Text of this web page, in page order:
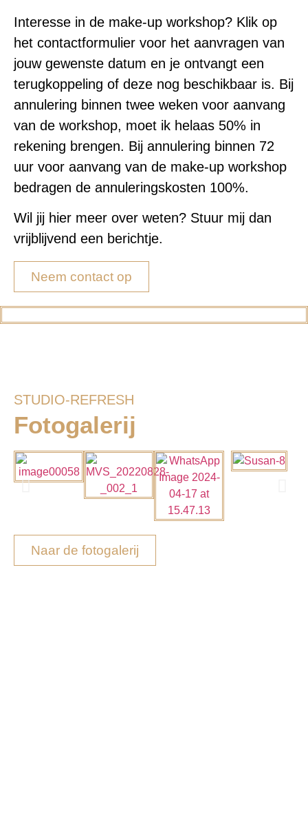
Interesse in de make-up workshop? Klik op
het contactformulier voor het aanvragen van
jouw gewenste datum en je ontvangt een
terugkoppeling of deze nog beschikbaar is. Bij
annulering binnen twee weken voor aanvang
van de workshop, moet ik helaas 50% in
rekening brengen. Bij annulering binnen 72
uur voor aanvang van de make-up workshop
bedragen de annuleringskosten 100%.
Wil jij hier meer over weten? Stuur mij dan
vrijblijvend een berichtje.
Neem contact op
STUDIO-REFRESH
Fotogalerij
Naar de fotogalerij